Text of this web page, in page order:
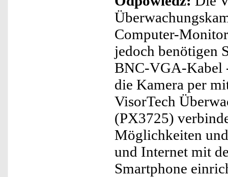
Computer-
jedoch benötigen
BNC-VGA-Kabel
die Kamera per
VisorTech
(PX3725)
Möglichkeiten
und Internet mit
Smartphone